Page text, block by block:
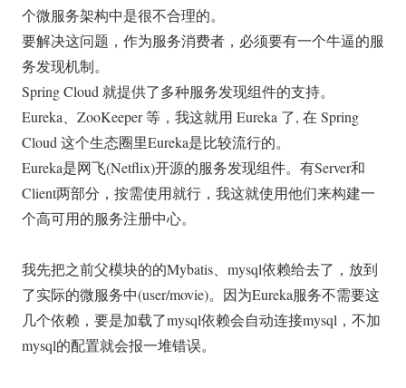
个微服务架构中是很不合理的。
要解决这问题，作为服务消费者，必须要有一个牛逼的服
务发现机制。
Spring Cloud 就提供了多种服务发现组件的支持。
Eureka、ZooKeeper 等，我这就用 Eureka 了, 在 Spring
Cloud 这个生态圈里Eureka是比较流行的。
Eureka是网飞(Netflix)开源的服务发现组件。有Server和
Client两部分，按需使用就行，我这就使用他们来构建一
个高可用的服务注册中心。
我先把之前父模块的的Mybatis、mysql依赖给去了，放到
了实际的微服务中(user/movie)。因为Eureka服务不需要这
几个依赖，要是加载了mysql依赖会自动连接mysql，不加
mysql的配置就会报一堆错误。